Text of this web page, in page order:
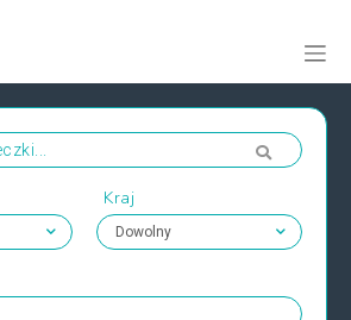
Kraj